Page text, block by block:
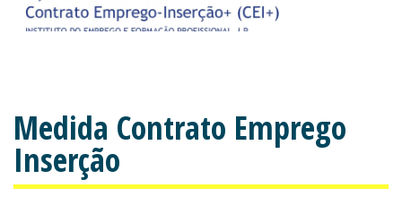
Medida Contrato Emprego
Inserção